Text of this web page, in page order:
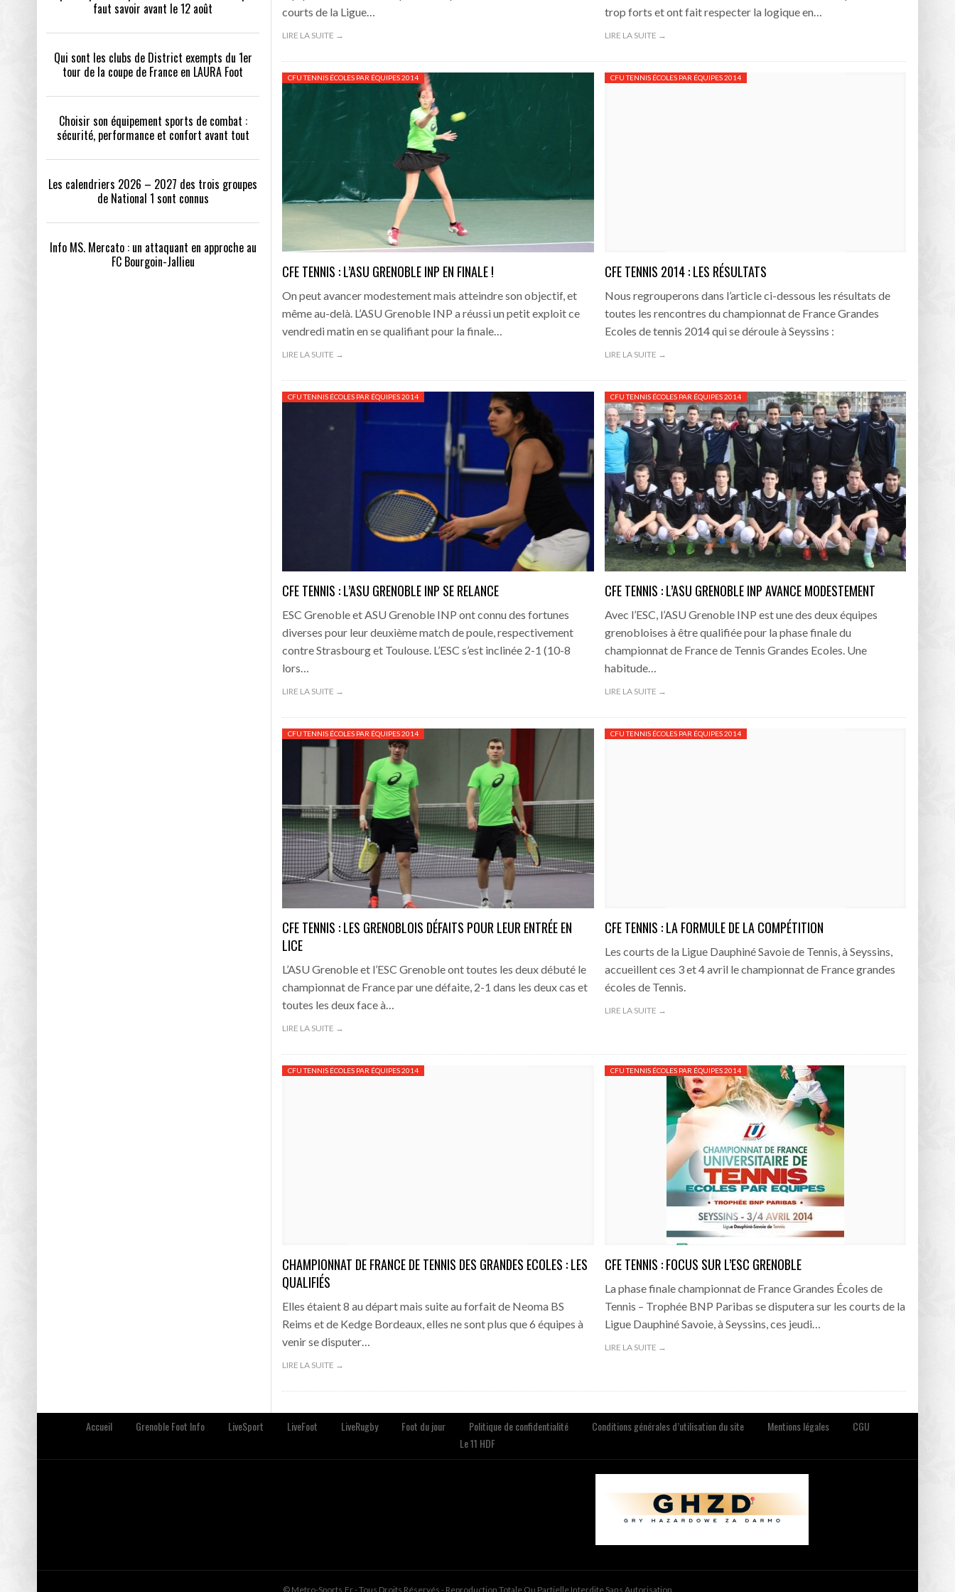
courts de la Ligue…
LIRE LA SUITE →
trop forts et ont fait respecter la logique en…
LIRE LA SUITE →
CFU TENNIS ÉCOLES PAR ÉQUIPES 2014
CFE TENNIS : L’ASU GRENOBLE INP EN FINALE !
On peut avancer modestement mais atteindre son objectif, et
même au-delà. L’ASU Grenoble INP a réussi un petit exploit ce
vendredi matin en se qualifiant pour la finale…
LIRE LA SUITE →
CFU TENNIS ÉCOLES PAR ÉQUIPES 2014
CFE TENNIS 2014 : LES RÉSULTATS
Nous regrouperons dans l’article ci-dessous les résultats de
toutes les rencontres du championnat de France Grandes
Ecoles de tennis 2014 qui se déroule à Seyssins :
LIRE LA SUITE →
CFU TENNIS ÉCOLES PAR ÉQUIPES 2014
CFE TENNIS : L’ASU GRENOBLE INP SE RELANCE
ESC Grenoble et ASU Grenoble INP ont connu des fortunes
diverses pour leur deuxième match de poule, respectivement
contre Strasbourg et Toulouse. L’ESC s’est inclinée 2-1 (10-8
lors…
LIRE LA SUITE →
CFU TENNIS ÉCOLES PAR ÉQUIPES 2014
CFE TENNIS : L’ASU GRENOBLE INP AVANCE MODESTEMENT
Avec l’ESC, l’ASU Grenoble INP est une des deux équipes
grenobloises à être qualifiée pour la phase finale du
championnat de France de Tennis Grandes Ecoles. Une
habitude…
LIRE LA SUITE →
CFU TENNIS ÉCOLES PAR ÉQUIPES 2014
CFE TENNIS : LES GRENOBLOIS DÉFAITS POUR LEUR ENTRÉE EN
LICE
L’ASU Grenoble et l’ESC Grenoble ont toutes les deux débuté le
championnat de France par une défaite, 2-1 dans les deux cas et
toutes les deux face à…
LIRE LA SUITE →
CFU TENNIS ÉCOLES PAR ÉQUIPES 2014
CFE TENNIS : LA FORMULE DE LA COMPÉTITION
Les courts de la Ligue Dauphiné Savoie de Tennis, à Seyssins,
accueillent ces 3 et 4 avril le championnat de France grandes
écoles de Tennis.
LIRE LA SUITE →
CFU TENNIS ÉCOLES PAR ÉQUIPES 2014
CHAMPIONNAT DE FRANCE DE TENNIS DES GRANDES ECOLES : LES
QUALIFIÉS
Elles étaient 8 au départ mais suite au forfait de Neoma BS
Reims et de Kedge Bordeaux, elles ne sont plus que 6 équipes à
venir se disputer…
LIRE LA SUITE →
CFU TENNIS ÉCOLES PAR ÉQUIPES 2014
CFE TENNIS : FOCUS SUR L’ESC GRENOBLE
La phase finale championnat de France Grandes Écoles de
Tennis – Trophée BNP Paribas se disputera sur les courts de la
Ligue Dauphiné Savoie, à Seyssins, ces jeudi…
LIRE LA SUITE →
faut savoir avant le 12 août
Qui sont les clubs de District exempts du 1er
tour de la coupe de France en LAURA Foot
Choisir son équipement sports de combat :
sécurité, performance et confort avant tout
Les calendriers 2026 – 2027 des trois groupes
de National 1 sont connus
Info MS. Mercato : un attaquant en approche au
FC Bourgoin-Jallieu
Accueil Grenoble Foot Info LiveSport LiveFoot LiveRugby Foot du jour Politique de confidentialité Conditions générales d’utilisation du site Mentions légales
CGU
Le 11 HDF
© Metro-Sports.fr - Tous Droits Réservés - Reproduction Totale Ou Partielle Interdite Sans Autorisation